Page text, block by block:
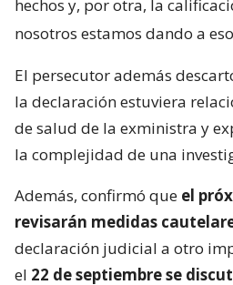
hechos y, por otra, la
nosotros estamos dando a
El persecutor además
la declaración estuviera
de salud de la exministra y
la complejidad de una
Además, confirmó que el
revisarán medidas
declaración judicial a otro
el 22 de septiembre se